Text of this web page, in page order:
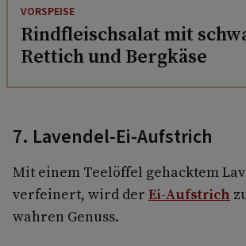
VORSPEISE
Rindfleischsalat mit
Rettich und Bergkäse
7. Lavendel-Ei-Aufstrich
Mit einem Teelöffel gehacktem
verfeinert, wird der Ei-Aufstrich
wahren Genuss.